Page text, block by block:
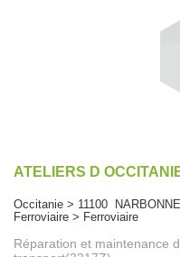
ATELIERS D
Occitanie > 11100 NARBONNE
Ferroviaire > Ferroviaire
Réparation et maintenance